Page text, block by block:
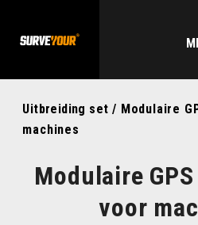
Uitbreiding set / Modulaire
machines
Modulaire
voor